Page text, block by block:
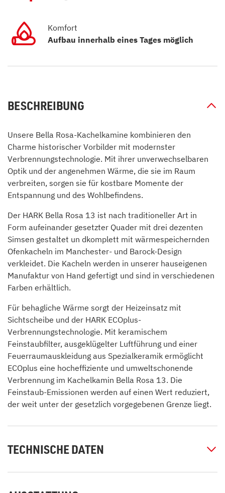
Komfort
Aufbau innerhalb eines Tages möglich
BESCHREIBUNG
Unsere Bella Rosa-Kachelkamine kombinieren den
Charme historischer Vorbilder mit modernster
Verbrennungstechnologie. Mit ihrer unverwechselbaren
Optik und der angenehmen Wärme, die sie im Raum
verbreiten, sorgen sie für kostbare Momente der
Entspannung und des Wohlbefindens.
Der HARK Bella Rosa 13 ist nach traditioneller Art in
Form aufeinander gesetzter Quader mit drei dezenten
Simsen gestaltet un dkomplett mit wärmespeichernden
Ofenkacheln im Manchester- und Barock-Design
verkleidet. Die Kacheln werden in unserer hauseigenen
Manufaktur von Hand gefertigt und sind in verschiedenen
Farben erhältlich.
Für behagliche Wärme sorgt der Heizeinsatz mit
Sichtscheibe und der HARK ECOplus-
Verbrennungstechnologie. Mit keramischem
Feinstaubfilter, ausgeklügelter Luftführung und einer
Feuerraumauskleidung aus Spezialkeramik ermöglicht
ECOplus eine hocheffiziente und umweltschonende
Verbrennung im Kachelkamin Bella Rosa 13. Die
Feinstaub-Emissionen werden auf einen Wert reduziert,
der weit unter der gesetzlich vorgegebenen Grenze liegt.
TECHNISCHE DATEN